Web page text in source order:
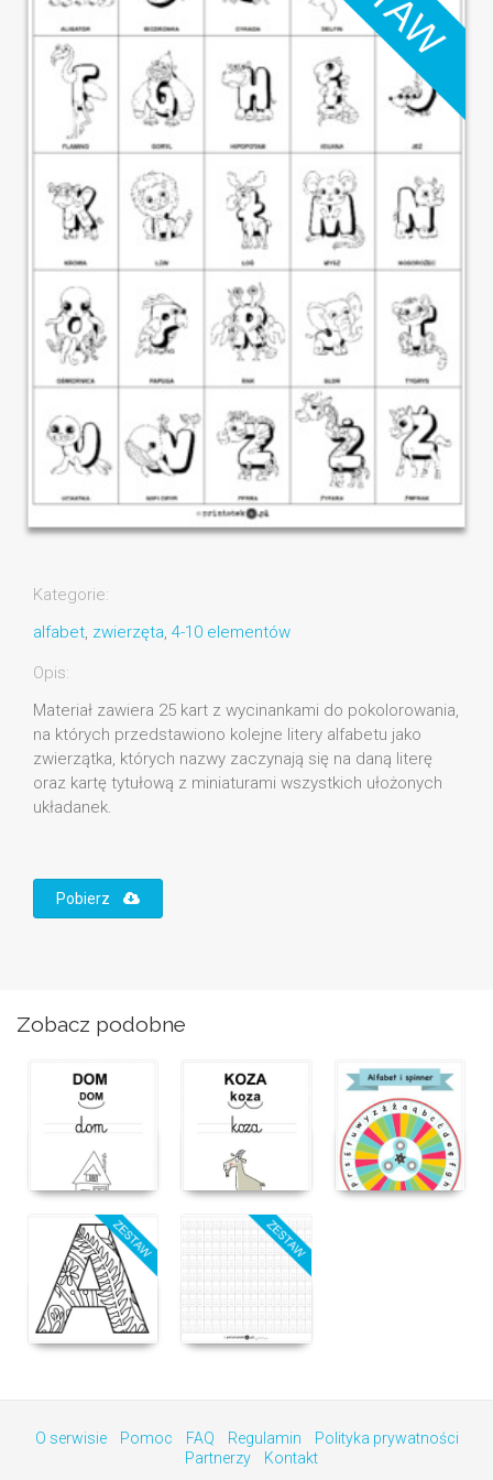
Kategorie:
alfabet, zwierzęta, 4-10 elementów
Opis:
Materiał zawiera 25 kart z wycinankami do pokolorowania,
na których przedstawiono kolejne litery alfabetu jako
zwierzątka, których nazwy zaczynają się na daną literę
oraz kartę tytułową z miniaturami wszystkich ułożonych
układanek.
Pobierz
Zobacz podobne
O serwisie Pomoc FAQ Regulamin
Polityka prywatności
Partnerzy
Kontakt